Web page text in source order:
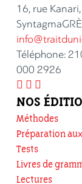
16, rue
Téléphone:
000 2926
  
NOS
Méthodes
Préparation
Tests
Livres de
Lectures